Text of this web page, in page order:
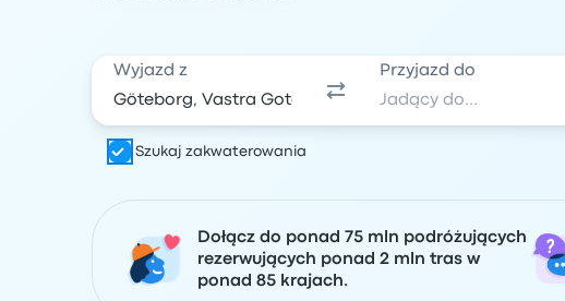
Wyjazd z Przyjazd do
Szukaj zakwaterowania
Dołącz do ponad 75 mln podróżujących
rezerwujących ponad 2 mln tras w
ponad 85 krajach.